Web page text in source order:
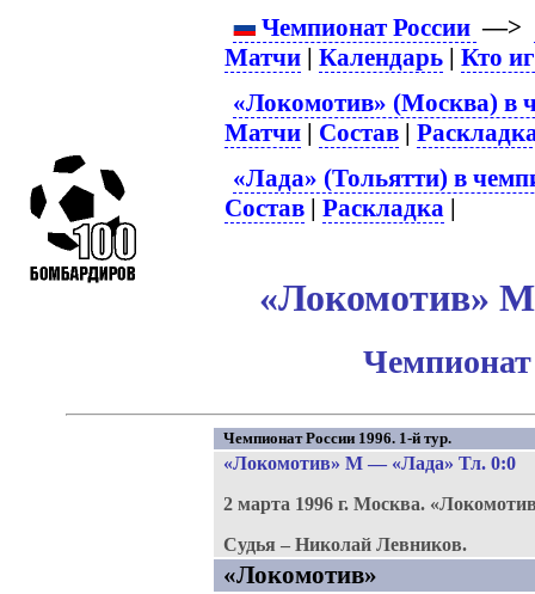
Чемпионат России —>
Матчи |Календарь |Кто
«Локомотив» (Москва) в
Матчи | Состав |
«Лада» (Тольятти) в
Состав |Раскладка |
«Локомотив»
Чемпионат
Чемпионат России 1996. 1-й тур.
«Локомотив» М— «Лада» Тл. 0:0
2 марта 1996 г. Москва.
Судья – Николай Левников.
«Локомотив»